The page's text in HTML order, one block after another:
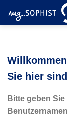
Inhalt
Sie hier
Bitte geben